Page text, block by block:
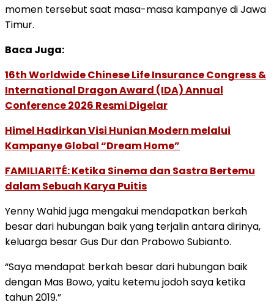
momen tersebut saat masa-masa kampanye di Jawa
Timur.
Baca Juga:
16th Worldwide Chinese Life Insurance Congress &
International Dragon Award (IDA) Annual
Conference 2026 Resmi Digelar
Himel Hadirkan Visi Hunian Modern melalui
Kampanye Global “Dream Home”
FAMILIARITÉ: Ketika Sinema dan Sastra Bertemu
dalam Sebuah Karya Puitis
Yenny Wahid juga mengakui mendapatkan berkah
besar dari hubungan baik yang terjalin antara dirinya,
keluarga besar Gus Dur dan Prabowo Subianto.
“Saya mendapat berkah besar dari hubungan baik
dengan Mas Bowo, yaitu ketemu jodoh saya ketika
tahun 2019.”